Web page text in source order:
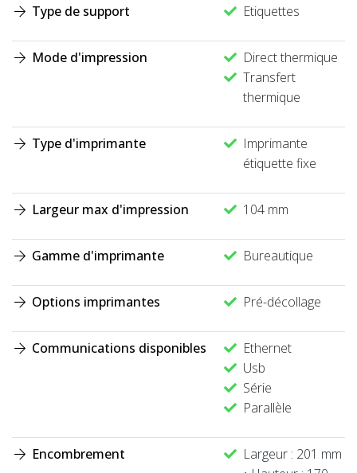
Type de support Etiquettes
Mode d'impression
Direct thermique
Transfert
thermique
Type d'imprimante
Imprimante
étiquette fixe
Largeur max d'impression 104 mm
Gamme d'imprimante Bureautique
Options imprimantes Pré-décollage
Communications disponibles
Ethernet
Usb
Série
Parallèle
Encombrement
Largeur : 201 mm